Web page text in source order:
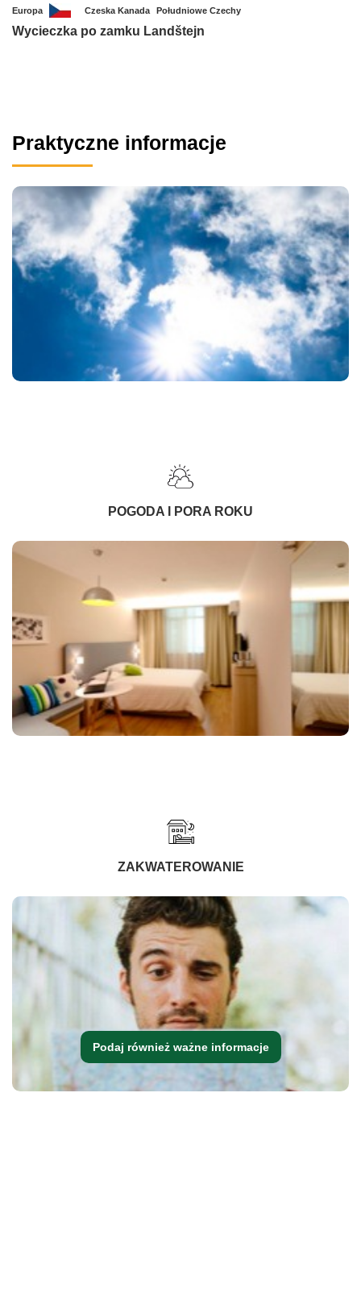
Europa Czeska Kanada Południowe Czechy
Wycieczka po zamku Landštejn
Praktyczne informacje
POGODA I PORA ROKU
ZAKWATEROWANIE
Podaj również ważne informacje